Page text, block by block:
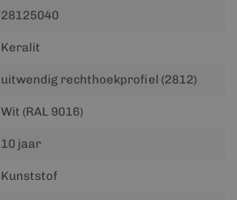
28125040
Keralit
uitwendig rechthoekprofiel (2812)
Wit (RAL 9016)
10 jaar
Kunststof